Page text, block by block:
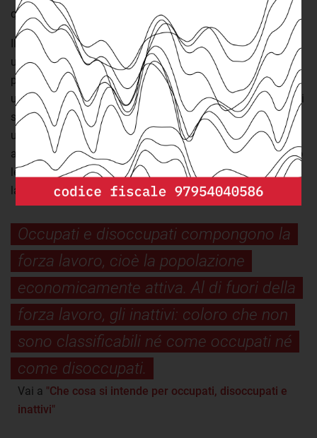
quindi identificando gli squilibri a livello regionale.
Il tasso di disoccupazione però non è l’unico indicatore
utile a comprendere la situazione lavorativa di una
popolazione. Anche il tasso dioccupazione
ne costituisce
un aspetto significativo. La disoccupazione riguarda infatti
solo parte della popolazione in età lavorativa che non ha
un impiego, e specificamente quella che un impiego lo sta
attivamente cercando. Ma ci sono anche gliinattivi
, ovvero
le persone che non lavorano né sono alla ricerca di un
lavoro.
Occupati e disoccupati compongono la
forza lavoro, cioè la popolazione
economicamente attiva. Al di fuori della
forza lavoro, gli inattivi: coloro che non
sono classificabili né come occupati né
come disoccupati.
Vai a "Che cosa si intende per occupati, disoccupati e
inattivi"